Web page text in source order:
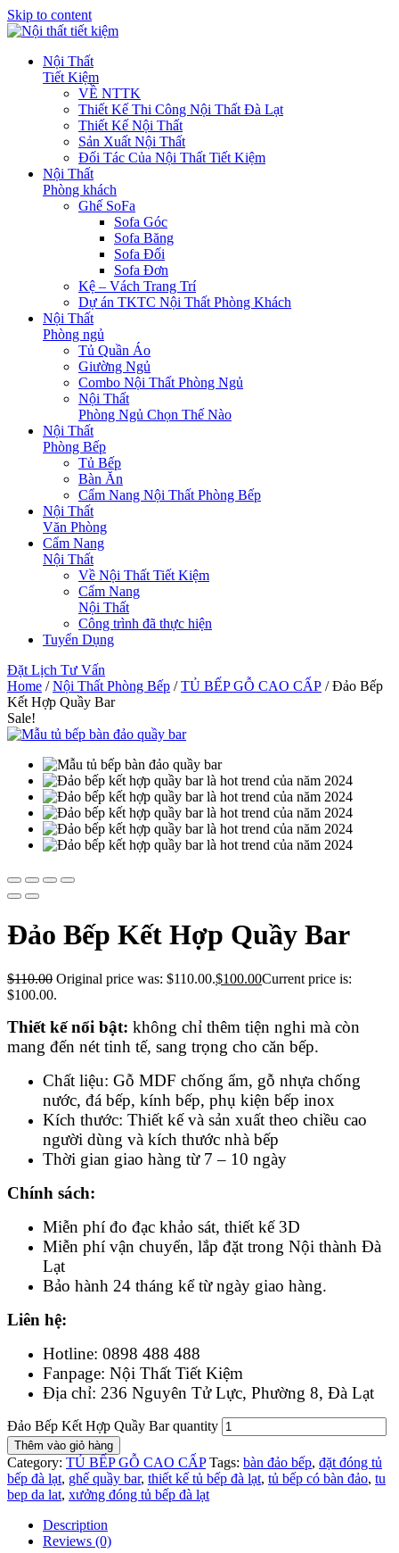
Skip to content
Nội Thất
Tiết Kiệm
VỀ NTTK
Thiết Kế Thi Công Nội Thất Đà Lạt
Thiết Kế Nội Thất
Sản Xuất Nội Thất
Đối Tác Của Nội Thất Tiết Kiệm
Nội Thất
Phòng khách
Ghế SoFa
Sofa Góc
Sofa Băng
Sofa Đối
Sofa Đơn
Kệ – Vách Trang Trí
Dự án TKTC Nội Thất Phòng Khách
Nội Thất
Phòng ngủ
Tủ Quần Áo
Giường Ngủ
Combo Nội Thất Phòng Ngủ
Nội Thất
Phòng Ngủ Chọn Thế Nào
Nội Thất
Phòng Bếp
Tủ Bếp
Bàn Ăn
Cẩm Nang Nội Thất Phòng Bếp
Nội Thất
Văn Phòng
Cẩm Nang
Nội Thất
Về Nội Thất Tiết Kiệm
Cẩm Nang
Nội Thất
Công trình đã thực hiện
Tuyển Dụng
Đặt Lịch Tư Vấn
Home /Nội Thất Phòng Bếp /TỦ BẾP GỖ CAO CẤP / Đảo Bếp
Kết Hợp Quầy Bar
Sale!
Đảo Bếp Kết Hợp Quầy Bar
$110.00 Original price was: $110.00.$100.00Current price is:
$100.00.
Thiết kế nổi bật: không chỉ thêm tiện nghi mà còn
mang đến nét tinh tế, sang trọng cho căn bếp.
Chất liệu: Gỗ MDF chống ẩm, gỗ nhựa chống
nước, đá bếp, kính bếp, phụ kiện bếp inox
Kích thước: Thiết kế và sản xuất theo chiều cao
người dùng và kích thước nhà bếp
Thời gian giao hàng từ 7 – 10 ngày
Chính sách:
Miễn phí đo đạc khảo sát, thiết kế 3D
Miễn phí vận chuyển, lắp đặt trong Nội thành Đà
Lạt
Bảo hành 24 tháng kể từ ngày giao hàng.
Liên hệ:
Hotline: 0898 488 488
Fanpage: Nội Thất Tiết Kiệm
Địa chỉ: 236 Nguyên Tử Lực, Phường 8, Đà Lạt
Đảo Bếp Kết Hợp Quầy Bar quantity
Thêm vào giỏ hàng
Category: TỦ BẾP GỖ CAO CẤP Tags: bàn đảo bếp, đặt đóng tủ
bếp đà lạt, ghế quầy bar, thiết kế tủ bếp đà lạt, tủ bếp có bàn đảo, tu
bep da lat, xưởng đóng tủ bếp đà lạt
Description
Reviews (0)